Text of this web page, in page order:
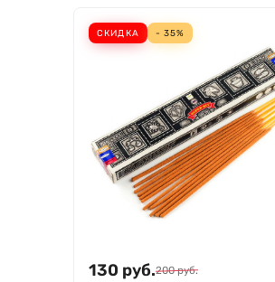
СКИДКА - 35%
130 руб.200 руб.